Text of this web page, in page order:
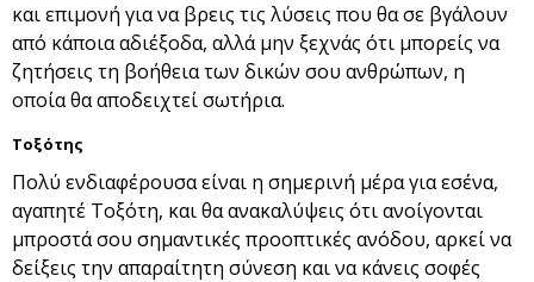
και επιμονή για να βρεις τις λύσεις που θα σε βγάλουν
από κάποια αδιέξοδα, αλλά μην ξεχνάς ότι μπορείς να
ζητήσεις τη βοήθεια των δικών σου ανθρώπων, η
οποία θα αποδειχτεί σωτήρια.
Τοξότης
Πολύ ενδιαφέρουσα είναι η σημερινή μέρα για εσένα,
αγαπητέ Τοξότη, και θα ανακαλύψεις ότι ανοίγονται
μπροστά σου σημαντικές προοπτικές ανόδου, αρκεί να
δείξεις την απαραίτητη σύνεση και να κάνεις σοφές